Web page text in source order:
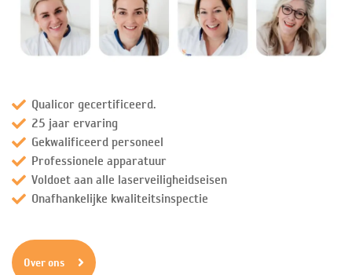
Qualicor gecertificeerd.
25 jaar ervaring
Gekwalificeerd personeel
Professionele apparatuur
Voldoet aan alle laserveiligheidseisen
Onafhankelijke kwaliteitsinspectie
Over ons